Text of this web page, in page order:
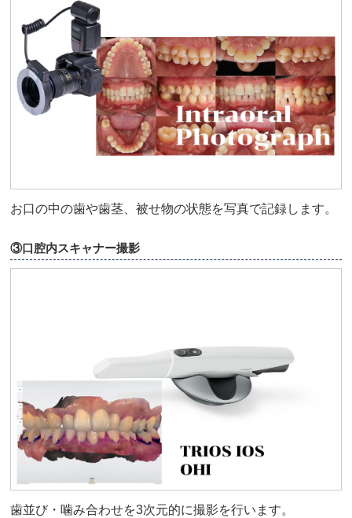
お口の中の歯や歯茎、被せ物の状態を写真で記録します。
③口腔内スキャナー撮影
歯並び・噛み合わせを3次元的に撮影を行います。